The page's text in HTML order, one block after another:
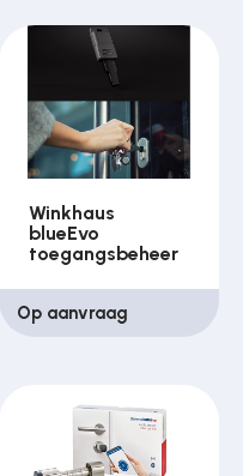
Winkhaus
blueEvo
toegangsbeheer
Op aanvraag